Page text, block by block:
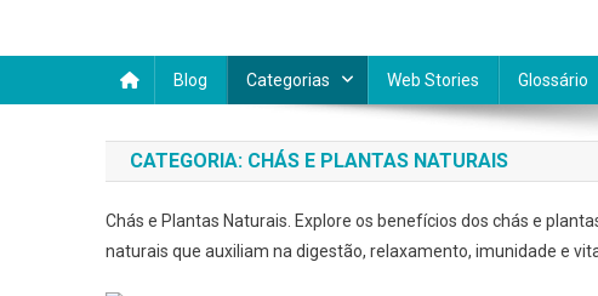
Blog Categorias Web Stories Glossário
CATEGORIA: CHÁS E PLANTAS NATURAIS
Chás e Plantas Naturais. Explore os benefícios dos chás e
naturais que auxiliam na digestão, relaxamento, imunidade e